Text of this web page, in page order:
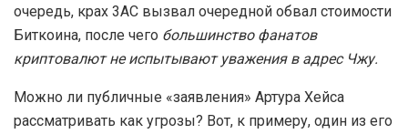
очередь, крах 3AC вызвал очередной обвал стоимости
Биткоина, после чего большинство фанатов
криптовалют не испытывают уважения в адрес Чжу.
Можно ли публичные «заявления» Артура Хейса
рассматривать как угрозы? Вот, к примеру, один из его